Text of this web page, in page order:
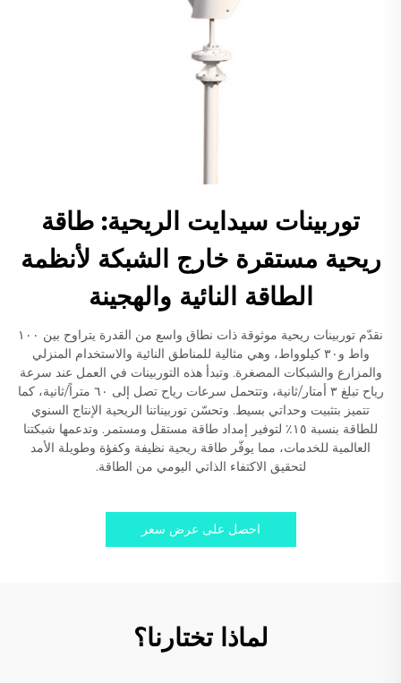
توربينات سيدايت الريحية: طاقة
ريحية مستقرة خارج الشبكة لأنظمة
الطاقة النائية والهجينة
نقدّم توربينات ريحية موثوقة ذات نطاق واسع من القدرة يتراوح بين ١٠٠
واط و٣٠ كيلوواط، وهي مثالية للمناطق النائية والاستخدام المنزلي
والمزارع والشبكات المصغرة. وتبدأ هذه التوربينات في العمل عند سرعة
رياح تبلغ ٣ أمتار/ثانية، وتتحمل سرعات رياح تصل إلى ٦٠ متراً/ثانية، كما
تتميز بتثبيت وحداتي بسيط. وتحسّن توربيناتنا الريحية الإنتاج السنوي
للطاقة بنسبة ١٥٪ لتوفير إمداد طاقة مستقل ومستمر. وتدعمها شبكتنا
العالمية للخدمات، مما يوفّر طاقة ريحية نظيفة وكفؤة وطويلة الأمد
لتحقيق الاكتفاء الذاتي اليومي من الطاقة.
احصل على عرض سعر
لماذا تختارنا؟